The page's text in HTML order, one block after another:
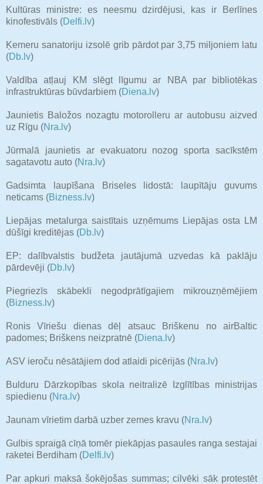
Kultūras ministre: es neesmu dzirdējusi, kas ir Berlīnes
kinofestivāls (Delfi.lv)
Ķemeru sanatoriju izsolē grib pārdot par 3,75 miljoniem latu
(Db.lv)
Valdība atļauj KM slēgt līgumu ar NBA par bibliotēkas
infrastruktūras būvdarbiem (Diena.lv)
Jaunietis Baložos nozagtu motorolleru ar autobusu aizved
uz Rīgu (Nra.lv)
Jūrmalā jaunietis ar evakuatoru nozog sporta sacīkstēm
sagatavotu auto (Nra.lv)
Gadsimta laupīšana Briseles lidostā: laupītāju guvums
neticams (Bizness.lv)
Liepājas metalurga saistītais uzņēmums Liepājas osta LM
dūšīgi kreditējas (Db.lv)
EP: dalībvalstis budžeta jautājumā uzvedas kā paklāju
pārdevēji (Db.lv)
Piegriezīs skābekli negodprātīgajiem mikrouzņēmējiem
(Bizness.lv)
Ronis Vīriešu dienas dēļ atsauc Briškenu no airBaltic
padomes; Briškens neizpratnē (Diena.lv)
ASV ieroču nēsātājiem dod atlaidi picērijās (Nra.lv)
Bulduru Dārzkopības skola neitralizē Izglītības ministrijas
spiedienu (Nra.lv)
Jaunam vīrietim darbā uzber zemes kravu (Nra.lv)
Gulbis spraigā cīņā tomēr piekāpjas pasaules ranga sestajai
raketei Berdiham (Delfi.lv)
Par apkuri maksā šokējošas summas; cilvēki sāk protestēt